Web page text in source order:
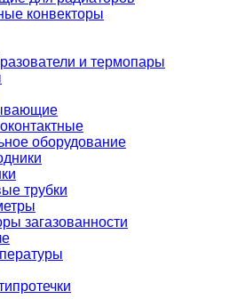
конвекторы
и термопары
оборудование
трубки
загазованности